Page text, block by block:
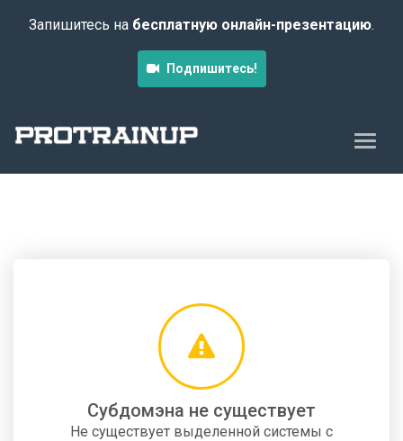
Запишитесь на бесплатную онлайн-презентацию.
Подпишитесь!
Субдомэна не существует
Не существует выделенной системы с